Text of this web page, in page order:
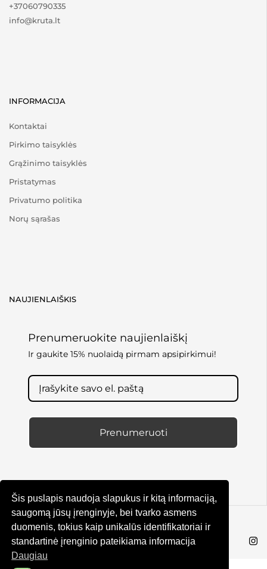
Šis puslapis naudoja slapukus ir kitą informaciją,
saugomą jūsų įrenginyje, bei tvarko asmens
duomenis, tokius kaip unikalūs identifikatoriai ir
standartinė įrenginio pateikiama informacija
Daugiau
+37060790335
info@kruta.lt
INFORMACIJA
Kontaktai
Pirkimo taisyklės
Grąžinimo taisyklės
Pristatymas
Privatumo politika
Norų sąrašas
NAUJIENLAIŠKIS
Prenumeruokite naujienlaiškį
Ir gaukite 15% nuolaidą pirmam apsipirkimui!
Prenumeruoti
© KRUTA 2025